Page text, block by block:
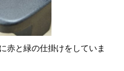
赤と緑の仕掛けをしていま